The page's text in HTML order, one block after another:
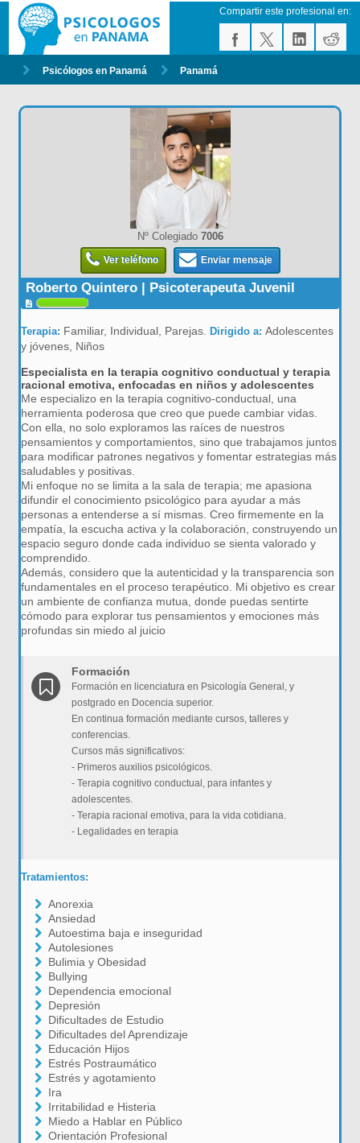
Compartir este profesional en:
Psicólogos en Panamá Panamá
Nº Colegiado 7006
Ver teléfono Enviar mensaje
Roberto Quintero | Psicoterapeuta Juvenil
Terapia: Familiar, Individual, Parejas.Dirigido a:Adolescentes
y jóvenes, Niños
Especialista en la terapia cognitivo conductual y terapia
racional emotiva, enfocadas en niños y adolescentes
Me especializo en la terapia cognitivo-conductual, una
herramienta poderosa que creo que puede cambiar vidas.
Con ella, no solo exploramos las raíces de nuestros
pensamientos y comportamientos, sino que trabajamos juntos
para modificar patrones negativos y fomentar estrategias más
saludables y positivas.
Mi enfoque no se limita a la sala de terapia; me apasiona
difundir el conocimiento psicológico para ayudar a más
personas a entenderse a sí mismas. Creo firmemente en la
empatía, la escucha activa y la colaboración, construyendo un
espacio seguro donde cada individuo se sienta valorado y
comprendido.
Además, considero que la autenticidad y la transparencia son
fundamentales en el proceso terapéutico. Mi objetivo es crear
un ambiente de confianza mutua, donde puedas sentirte
cómodo para explorar tus pensamientos y emociones más
profundas sin miedo al juicio
Formación
Formación en licenciatura en Psicología General, y
postgrado en Docencia superior.
En continua formación mediante cursos, talleres y
conferencias.
Cursos más significativos:
- Primeros auxilios psicológicos.
- Terapia cognitivo conductual, para infantes y
adolescentes.
- Terapia racional emotiva, para la vida cotidiana.
- Legalidades en terapia
Tratamientos:
Anorexia
Ansiedad
Autoestima baja e inseguridad
Autolesiones
Bulimia y Obesidad
Bullying
Dependencia emocional
Depresión
Dificultades de Estudio
Dificultades del Aprendizaje
Educación Hijos
Estrés Postraumático
Estrés y agotamiento
Ira
Irritabilidad e Histeria
Miedo a Hablar en Público
Orientación Profesional